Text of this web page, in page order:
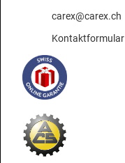
carex@carex.ch
Kontaktformular